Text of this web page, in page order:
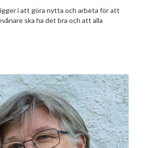
i att göra nytta och arbeta för att
ska ha det bra och att alla